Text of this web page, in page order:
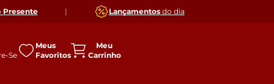
Presente | Lançamentosdo dia
Meus
Favoritos